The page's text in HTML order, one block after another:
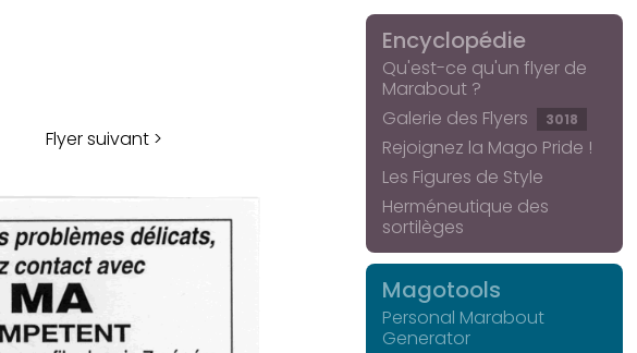
Flyer suivant >
Encyclopédie
Qu'est-ce qu'un flyer de
Marabout ?
Galerie des Flyers
3018
Rejoignez la Mago Pride !
Les Figures de Style
Herméneutique des
sortilèges
Magotools
Personal Marabout
Generator